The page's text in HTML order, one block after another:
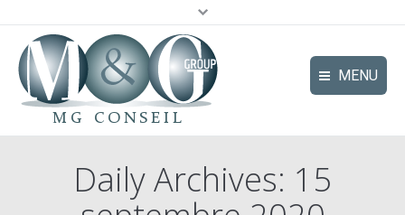
MENU
Le Groupe
Pôles d’expertise
Secteurs d’activité | secteurs
Daily Archives: 15